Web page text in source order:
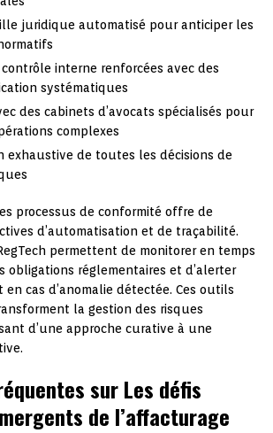
juridique automatisé pour anticiper les
interne renforcées avec des
systématiques
des cabinets d’avocats spécialisés pour
complexes
exhaustive de toutes les décisions de
processus de conformité offre de
d’automatisation et de traçabilité.
permettent de monitorer en temps
obligations réglementaires et d’alerter
cas d’anomalie détectée. Ces outils
la gestion des risques
d’une approche curative à une
sur Les défis
de l’affacturage